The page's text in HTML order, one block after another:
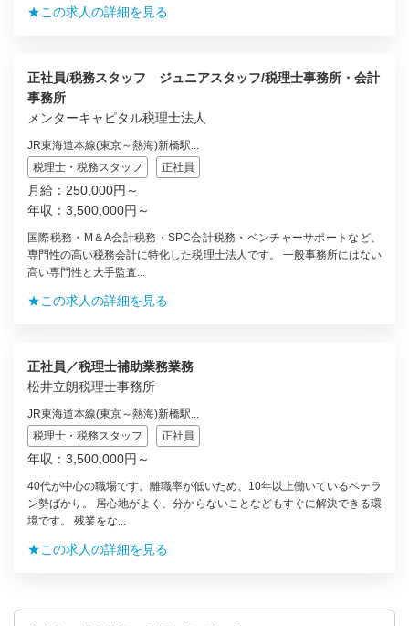
★この求人の詳細を見る
正社員/税務スタッフ ジュニアスタッフ/税理士事務所・会計
事務所
メンターキャピタル税理士法人
JR東海道本線(東京～熱海)新橋駅...
税理士・税務スタッフ
正社員
月給：250,000円～
年収：3,500,000円～
国際税務・M＆A会計税務・SPC会計税務・ベンチャーサポートなど、
専門性の高い税務会計に特化した税理士法人です。 一般事務所にはない
高い専門性と大手監査...
★この求人の詳細を見る
正社員／税理士補助業務業務
松井立朗税理士事務所
JR東海道本線(東京～熱海)新橋駅...
税理士・税務スタッフ
正社員
年収：3,500,000円～
40代が中心の職場です。離職率が低いため、10年以上働いているベテラ
ン勢ばかり。 居心地がよく、分からないことなどもすぐに解決できる環
境です。 残業をな...
★この求人の詳細を見る